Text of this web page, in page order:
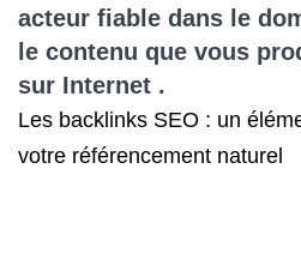
acteur fiable dans le
le contenu que vous
sur Internet .
Les backlinks SEO : un
votre référencement naturel